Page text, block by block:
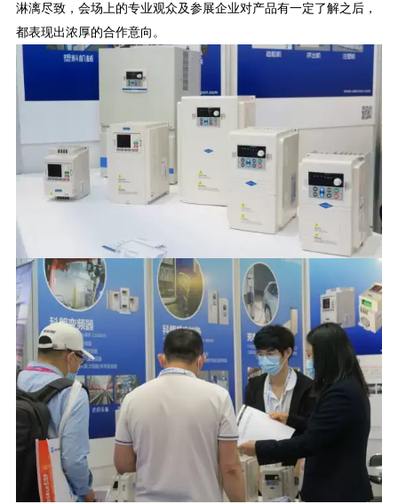
淋漓尽致，会场上的专业观众及参展企业对产品有一定了解之后，
都表现出浓厚的合作意向。